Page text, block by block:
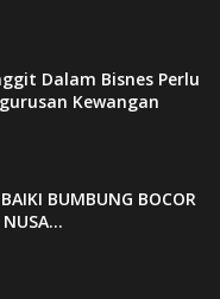
Dalam Bisnes Perlu
Kewangan
BUMBUNG BOCOR